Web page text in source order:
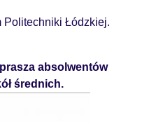
Politechniki Łódzkiej.
absolwentów
średnich.